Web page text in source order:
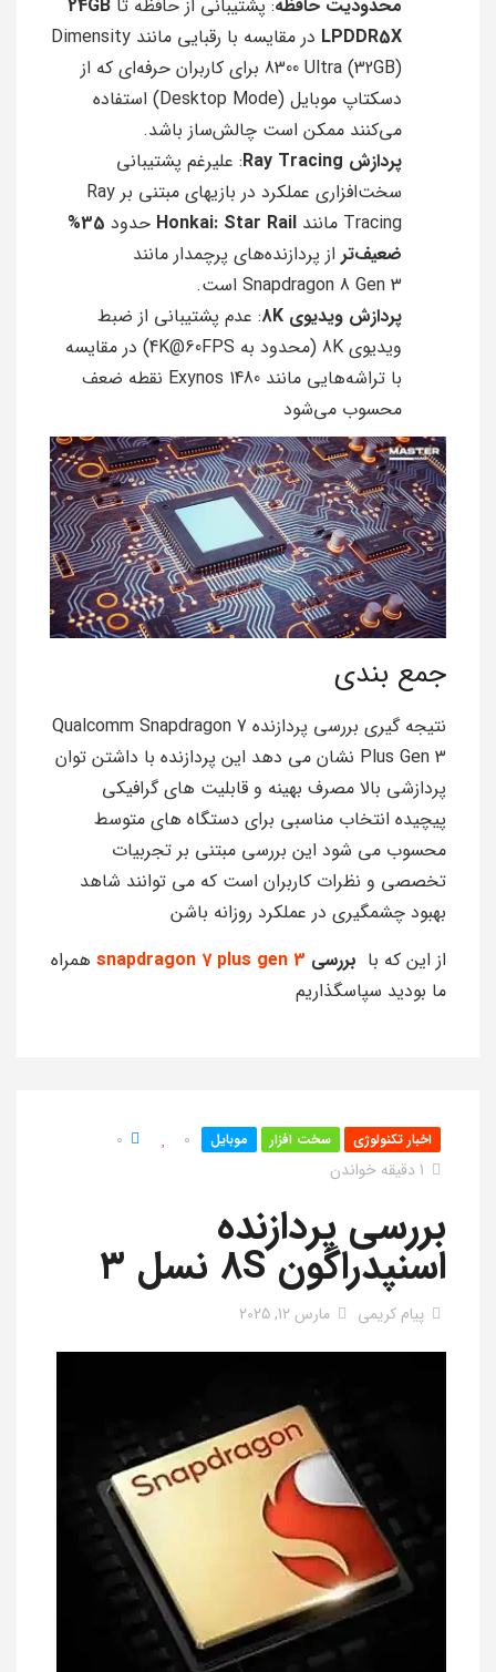
محدودیت حافظه: پشتیبانی از حافظه تا 24GB
LPDDR5X
در مقایسه با رقبایی مانند Dimensity
8300 Ultra (32GB) برای کاربران حرفه‌ای که از
دسکتاپ موبایل (Desktop Mode) استفاده
می‌کنند ممکن است چالش‌ساز باشد.
پردازش Ray Tracing
: علیرغم پشتیبانی
سخت‌افزاری عملکرد در بازیهای مبتنی بر Ray
Tracing مانند
Honkai: Star Rail حدود
35%
ضعیف‌تر از پردازنده‌های پرچمدار مانند
Snapdragon 8 Gen 3 است.
پردازش ویدیوی 8K
: عدم پشتیبانی از ضبط
ویدیوی 8K (محدود به 4K@60FPS) در مقایسه
با تراشه‌هایی مانند Exynos 1480 نقطه ضعف
محسوب می‌شود
جمع بندی
نتيجه گيري بررسي پردازنده Qualcomm Snapdragon 7
Plus Gen 3 نشان مي دهد اين پردازنده با داشتن توان
پردازشي بالا مصرف بهينه و قابليت هاي گرافيكي
پيچيده انتخاب مناسبي براي دستگاه هاي متوسط
محسوب مي شود اين بررسي مبتني بر تجربيات
تخصصي و نظرات کاربران است كه مي توانند شاهد
بهبود چشمگيري در عملکرد روزانه باشن
از این که با بررسی snapdragon 7 plus gen 3 همراه
ما بودید سپاسگذاریم
اخبار تکنولوژی سخت افزار موبایل 0
0
1 دقیقه خواندن
بررسی پردازنده
اسنپدراگون 8S نسل ۳
پیام کریمی مارس 12, 2025